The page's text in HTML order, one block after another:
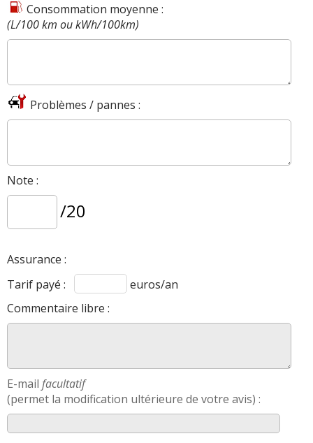
Consommation moyenne :
(L/100 km ou kWh/100km)
Problèmes / pannes :
Note :
/20
Assurance :
Tarif payé :
euros/an
Commentaire libre :
E-mail facultatif
(permet la modification ultérieure de votre avis) :